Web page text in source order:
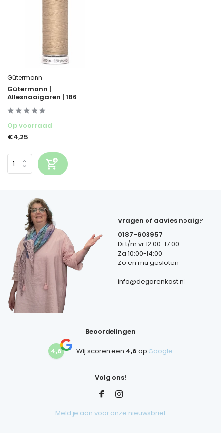
Gütermann
Gütermann |
Allesnaaigaren | 186
Op voorraad
€4,25
Vragen of advies nodig?
0187-603957
Di t/m vr 12:00-17:00
Za 10:00-14:00
Zo en ma gesloten
info@degarenkast.nl
Beoordelingen
4,6 Wij scoren een 4,6 op Google
Volg ons!
Meld je aan voor onze nieuwsbrief